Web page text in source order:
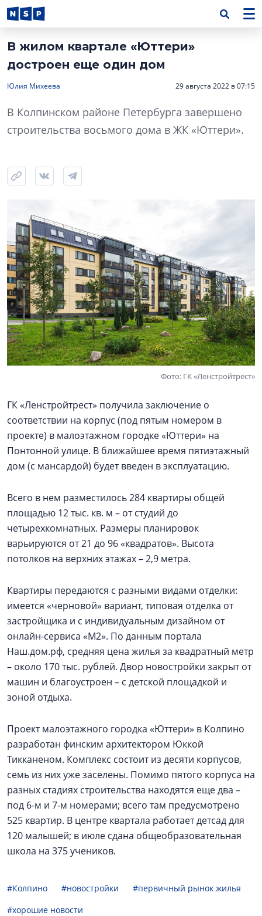
В жилом квартале «Юттери»
достроен еще один дом
Юлия Михеева 29 августа 2022 в 07:15
В Колпинском районе Петербурга завершено
строительства восьмого дома в ЖК «Юттери».
Фото: ГК «Ленстройтрест»
ГК «Ленстройтрест» получила заключение о
соответствии на корпус (под пятым номером в
проекте) в малоэтажном городке «Юттери» на
Понтонной улице. В ближайшее время пятиэтажный
дом (с мансардой) будет введен в эксплуатацию.
Всего в нем разместилось ­­­­­­284 квартиры общей
площадью ­­­­12 тыс. кв. м – от студий до
четырехкомнатных. Размеры планировок
варьируются от 21 до ­­­96 «квадратов». Высота
потолков на верхних этажах – 2,9 метра.
Квартиры передаются с разными видами отделки:
имеется «черновой» вариант, типовая отделка от
застройщика и с индивидуальным дизайном от
онлайн-сервиса «М2». По данным портала
Наш.дом.рф, средняя цена жилья за квадратный метр
– около 170 тыс. рублей. Двор новостройки закрыт от
машин и благоустроен – с детской площадкой и
зоной отдыха.
Проект малоэтажного городка «Юттери» в Колпино
разработан финским архитектором Юккой
Тикканеном. Комплекс состоит из десяти корпусов,
семь из них уже заселены. Помимо пятого корпуса на
разных стадиях строительства находятся еще два –
под 6-м и 7-м номерами; всего там предусмотрено
525 квартир. В центре квартала работает детсад для
120 малышей; в июле сдана общеобразовательная
школа на 375 учеников.
#Колпино #новостройки
#первичный рынок жилья
#хорошие новости